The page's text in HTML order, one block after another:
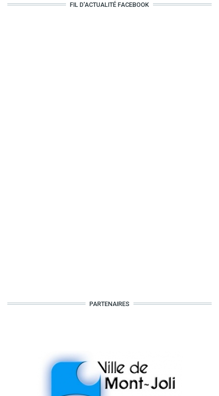
FIL D'ACTUALITÉ FACEBOOK
PARTENAIRES